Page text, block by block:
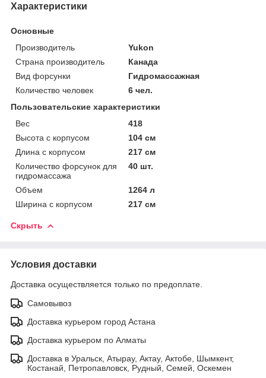
Характеристики
Основные
Производитель
Yukon
Страна производитель
Канада
Вид форсунки
Гидромассажная
Количество человек
6 чел.
Пользовательские характеристики
Вес
418
Высота с корпусом
104 см
Длина с корпусом
217 см
Количество форсунок для
гидромассажа
40 шт.
Объем
1264 л
Ширина с корпусом
217 см
Скрыть
Условия доставки
Доставка осуществляется только по предоплате.
Самовывоз
Доставка курьером город Астана
Доставка курьером по Алматы
Доставка в Уральск, Атырау, Актау, Актобе, Шымкент,
Костанай, Петропавловск, Рудный, Семей, Оскемен